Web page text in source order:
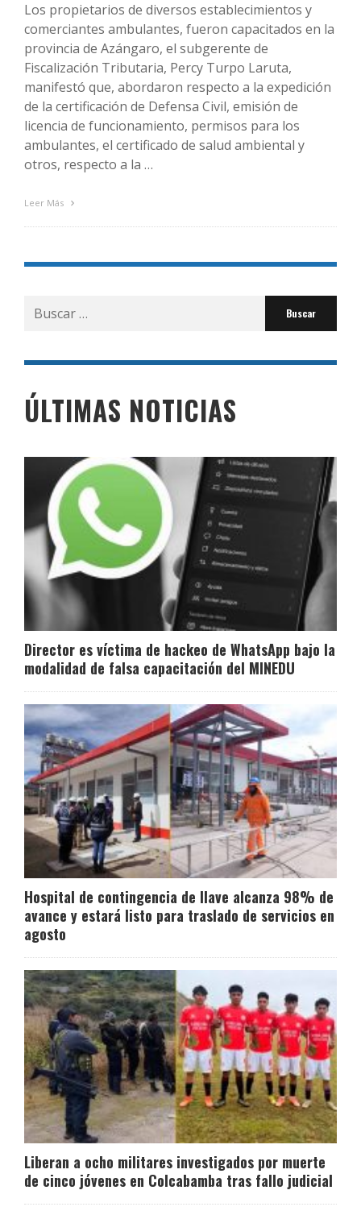
Los propietarios de diversos establecimientos y
comerciantes ambulantes, fueron capacitados en la
provincia de Azángaro, el subgerente de
Fiscalización Tributaria, Percy Turpo Laruta,
manifestó que, abordaron respecto a la expedición
de la certificación de Defensa Civil, emisión de
licencia de funcionamiento, permisos para los
ambulantes, el certificado de salud ambiental y
otros, respecto a la …
Leer Más
Buscar
por:
ÚLTIMAS NOTICIAS
Director es víctima de hackeo de WhatsApp bajo la
modalidad de falsa capacitación del MINEDU
Hospital de contingencia de Ilave alcanza 98% de
avance y estará listo para traslado de servicios en
agosto
Liberan a ocho militares investigados por muerte
de cinco jóvenes en Colcabamba tras fallo judicial